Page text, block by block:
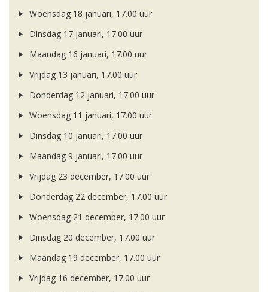
Woensdag 18 januari, 17.00 uur
Dinsdag 17 januari, 17.00 uur
Maandag 16 januari, 17.00 uur
Vrijdag 13 januari, 17.00 uur
Donderdag 12 januari, 17.00 uur
Woensdag 11 januari, 17.00 uur
Dinsdag 10 januari, 17.00 uur
Maandag 9 januari, 17.00 uur
Vrijdag 23 december, 17.00 uur
Donderdag 22 december, 17.00 uur
Woensdag 21 december, 17.00 uur
Dinsdag 20 december, 17.00 uur
Maandag 19 december, 17.00 uur
Vrijdag 16 december, 17.00 uur